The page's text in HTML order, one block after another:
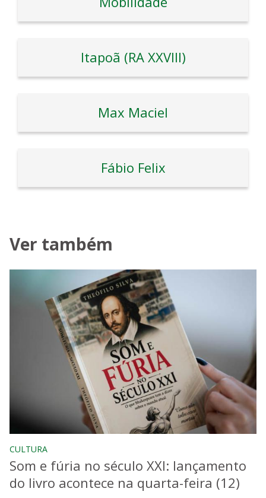
Itapoã (RA XXVIII)
Max Maciel
Fábio Felix
Ver também
CULTURA
Som e fúria no século XXI: lançamento
do livro acontece na quarta-feira (12)